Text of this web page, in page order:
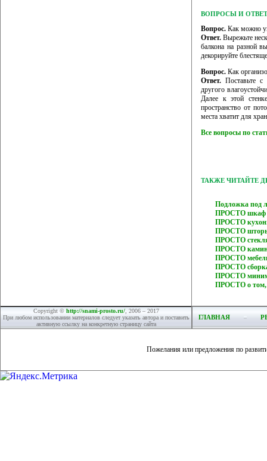
ВОПРОСЫ И
Вопрос. Как можно
Ответ. Вырежьте
балкона на разной
декорируйте
Вопрос. Как
Ответ. Поставьте с
другого
Далее к этой
пространство от
места хватит для
Все вопросы по
ТАКЖЕ ЧИТАЙТЕ
Подложка под
ПРОСТО шкаф
ПРОСТО
ПРОСТО
ПРОСТО
ПРОСТО камин
ПРОСТО
ПРОСТО
ПРОСТО
ПРОСТО о том,
Copyright © http://snami-prosto.ru/, 2006 – 2017
При любом использовании материалов следует указать автора и поставить
активную ссылку на конкретную страницу сайта
ГЛАВНАЯ
Пожелания или предложения по